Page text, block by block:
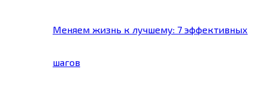
Меняем жизнь к лучшему: 7 эффективных
шагов